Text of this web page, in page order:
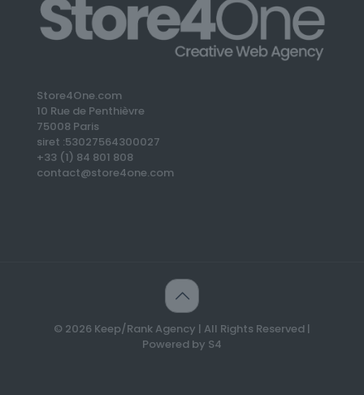
Store4One.com
10 Rue de Penthièvre
75008 Paris
siret :53027564300027
+33 (1) 84 801 808
contact@store4one.com
© 2026 Keep/Rank Agency | All Rights Reserved |
Powered by S4